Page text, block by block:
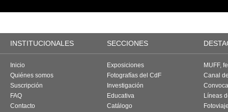
INSTITUCIONALES SECCIONES
Inicio
Quiénes somos
Suscripción
FAQ
Contacto
Exposiciones
Fotografías del CdF
Investigación
Educativa
Catálogo
MUFF,
Canal
Líneas